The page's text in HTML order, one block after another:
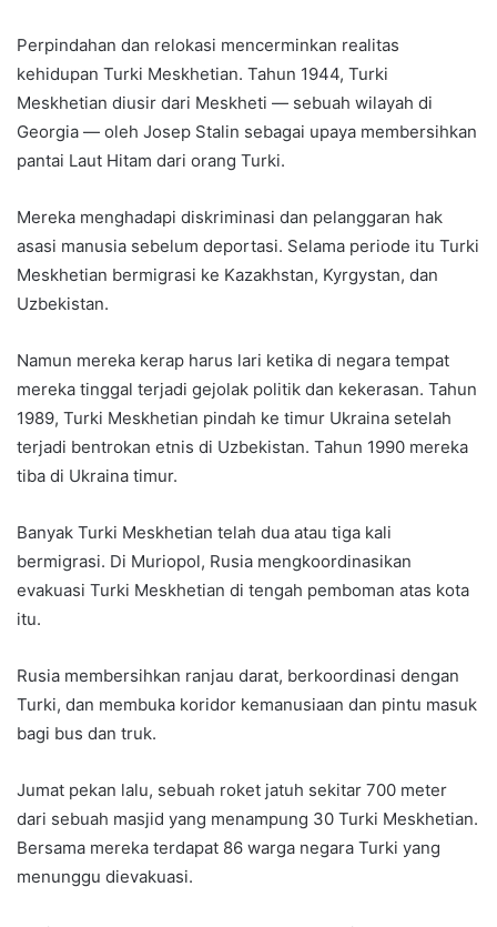
Perpindahan dan relokasi mencerminkan realitas
kehidupan Turki Meskhetian. Tahun 1944, Turki
Meskhetian diusir dari Meskheti — sebuah wilayah di
Georgia — oleh Josep Stalin sebagai upaya membersihkan
pantai Laut Hitam dari orang Turki.
Mereka menghadapi diskriminasi dan pelanggaran hak
asasi manusia sebelum deportasi. Selama periode itu Turki
Meskhetian bermigrasi ke Kazakhstan, Kyrgystan, dan
Uzbekistan.
Namun mereka kerap harus lari ketika di negara tempat
mereka tinggal terjadi gejolak politik dan kekerasan. Tahun
1989, Turki Meskhetian pindah ke timur Ukraina setelah
terjadi bentrokan etnis di Uzbekistan. Tahun 1990 mereka
tiba di Ukraina timur.
Banyak Turki Meskhetian telah dua atau tiga kali
bermigrasi. Di Muriopol, Rusia mengkoordinasikan
evakuasi Turki Meskhetian di tengah pemboman atas kota
itu.
Rusia membersihkan ranjau darat, berkoordinasi dengan
Turki, dan membuka koridor kemanusiaan dan pintu masuk
bagi bus dan truk.
Jumat pekan lalu, sebuah roket jatuh sekitar 700 meter
dari sebuah masjid yang menampung 30 Turki Meskhetian.
Bersama mereka terdapat 86 warga negara Turki yang
menunggu dievakuasi.